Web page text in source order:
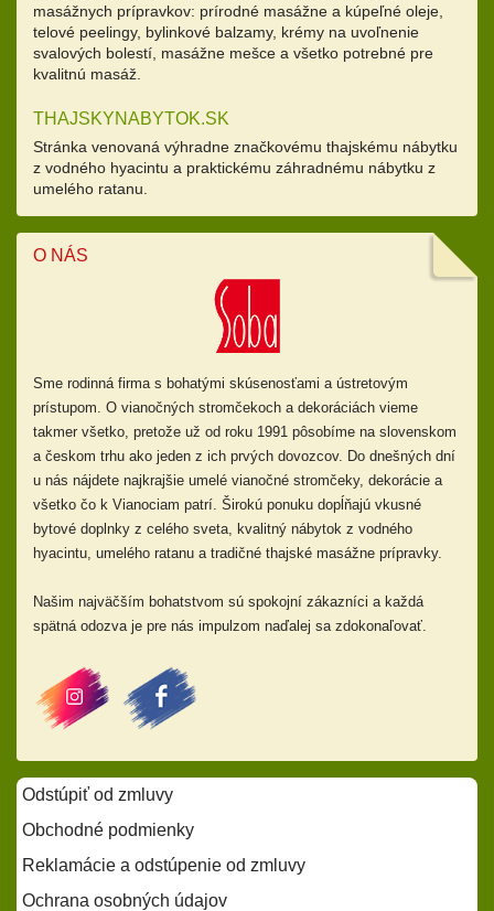
masážnych prípravkov: prírodné masážne a kúpeľné oleje,
telové peelingy, bylinkové balzamy, krémy na uvoľnenie
svalových bolestí, masážne mešce a všetko potrebné pre
kvalitnú masáž.
THAJSKYNABYTOK.SK
Stránka venovaná výhradne značkovému thajskému nábytku
z vodného hyacintu a praktickému záhradnému nábytku z
umelého ratanu.
O NÁS
Sme rodinná firma s bohatými skúsenosťami a ústretovým
prístupom. O vianočných stromčekoch a dekoráciách vieme
takmer všetko, pretože už od roku 1991 pôsobíme na slovenskom
a českom trhu ako jeden z ich prvých dovozcov. Do dnešných dní
u nás nájdete najkrajšie umelé vianočné stromčeky, dekorácie a
všetko čo k Vianociam patrí. Širokú ponuku dopĺňajú vkusné
bytové doplnky z celého sveta, kvalitný nábytok z vodného
hyacintu, umelého ratanu a tradičné thajské masážne prípravky.
Našim najväčším bohatstvom sú spokojní zákazníci a každá
spätná odozva je pre nás impulzom naďalej sa zdokonaľovať.
Odstúpiť od zmluvy
Obchodné podmienky
Reklamácie a odstúpenie od zmluvy
Ochrana osobných údajov